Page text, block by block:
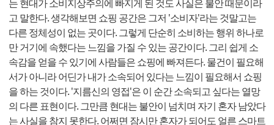
는 현대가 소비지상주의에 빠지게 된 것도 사실은 불안 때문이라
고 말한다. 생각해보면 쇼핑 공간은 그저 '소비자'라는 것말고는
다른 정체성이 없는 곳이다. 그렇게 단순히 소비하는 행위 하나로
만 거기에 속했다는 느낌을 가질 수 있는 공간이다. 그리 쉽게 소
속감을 얻을 수 있기에 사람들은 쇼핑에 빠져든다. 물건이 필요해
서가 아니라 어딘가 내가 소속되어 있다는 느낌이 필요해서 쇼핑
을 하는 것이다. '지름신의 영접'은 이 순간 소속되고 싶다는 열망
의 다른 표현이다. 그만큼 현대는 불안이 넘치며 자기 혼자 남았다
는 사실을 참지 못한다. 어쩌면 잠시만 혼자가 되어도 얼른 스마트